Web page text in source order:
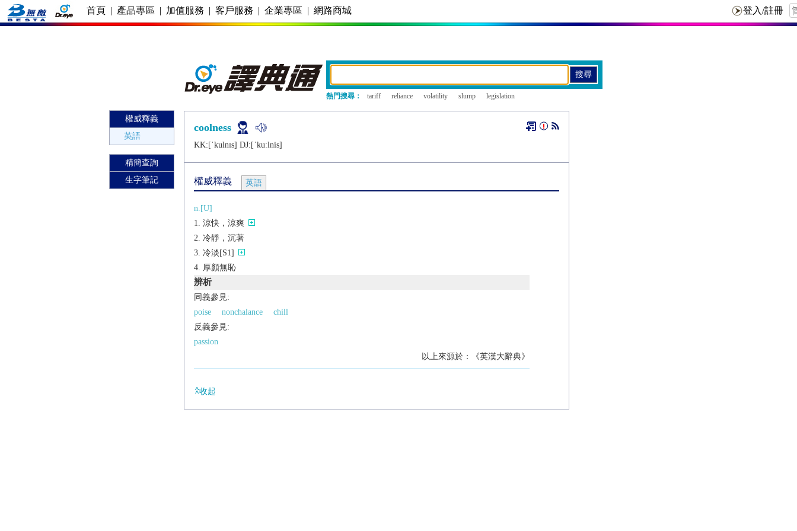
首頁 | 產品專區 | 加值服務 | 客戶服務 | 企業專區 | 網路商城
熱門搜尋： tariff reliance volatility slump legislation
權威釋義
英語
精簡查詢
生字筆記
coolness
KK:[ˈkulnɪs] DJ:[ˈkuːlnis]
權威釋義 英語
n.[U]
涼快，涼爽
冷靜，沉著
冷淡[S1]
厚顏無恥
辨析
同義參見:
poise
nonchalance
chill
反義參見:
passion
以上來源於：《英漢大辭典》
收起